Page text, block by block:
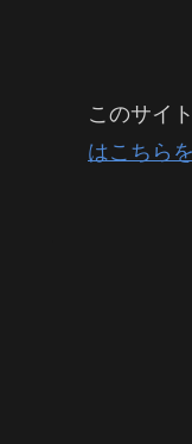
このサイ
はこちら